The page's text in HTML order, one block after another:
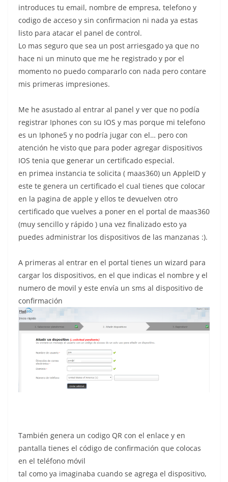
introduces tu email, nombre de empresa, telefono y
codigo de acceso y sin confirmacion ni nada ya estas
listo para atacar el panel de control.
Lo mas seguro que sea un post arriesgado ya que no
hace ni un minuto que me he registrado y por el
momento no puedo compararlo con nada pero contare
mis primeras impresiones.
Me he asustado al entrar al panel y ver que no podía
registrar Iphones con su IOS y mas porque mi telefono
es un Iphone5 y no podría jugar con el… pero con
atención he visto que para poder agregar dispositivos
IOS tenia que generar un certificado especial.
en primea instancia te solicita ( maas360) un AppleID y
este te genera un certificado el cual tienes que colocar
en la pagina de apple y ellos te devuelven otro
certificado que vuelves a poner en el portal de maas360
(muy sencillo y rápido ) una vez finalizado esto ya
puedes administrar los dispositivos de las manzanas :).
A primeras al entrar en el portal tienes un wizard para
cargar los dispositivos, en el que indicas el nombre y el
numero de movil y este envía un sms al dispositivo de
confirmación
También genera un codigo QR con el enlace y en
pantalla tienes el código de confirmación que colocas
en el teléfono móvil
tal como ya imaginaba cuando se agrega el dispositivo,